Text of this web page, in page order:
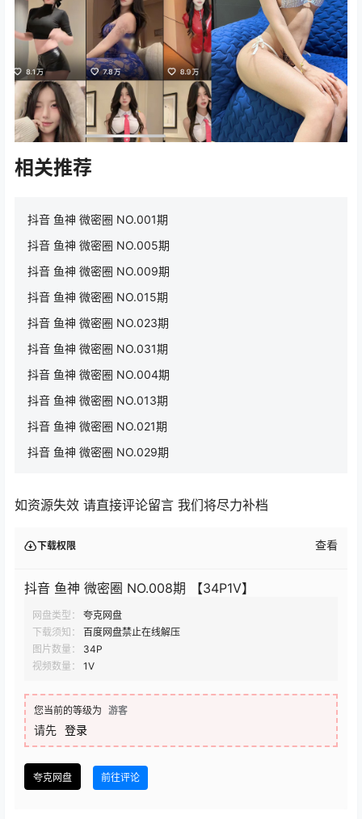
相关推荐
抖音 鱼神 微密圈 NO.001期
抖音 鱼神 微密圈 NO.005期
抖音 鱼神 微密圈 NO.009期
抖音 鱼神 微密圈 NO.015期
抖音 鱼神 微密圈 NO.023期
抖音 鱼神 微密圈 NO.031期
抖音 鱼神 微密圈 NO.004期
抖音 鱼神 微密圈 NO.013期
抖音 鱼神 微密圈 NO.021期
抖音 鱼神 微密圈 NO.029期
如资源失效 请直接评论留言 我们将尽力补档
下载权限 查看
抖音 鱼神 微密圈 NO.008期 【34P1V】
网盘类型：
夸克网盘
下载须知：
百度网盘禁止在线解压
图片数量：
34P
视频数量：
1V
您当前的等级为 游客
请先 登录
夸克网盘 前往评论